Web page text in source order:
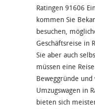
Ratingen 91606
kommen Sie
besuchen,
Geschäftsreise in
Sie aber auch
müssen eine
Beweggründe
Umzugswagen in
bieten sich